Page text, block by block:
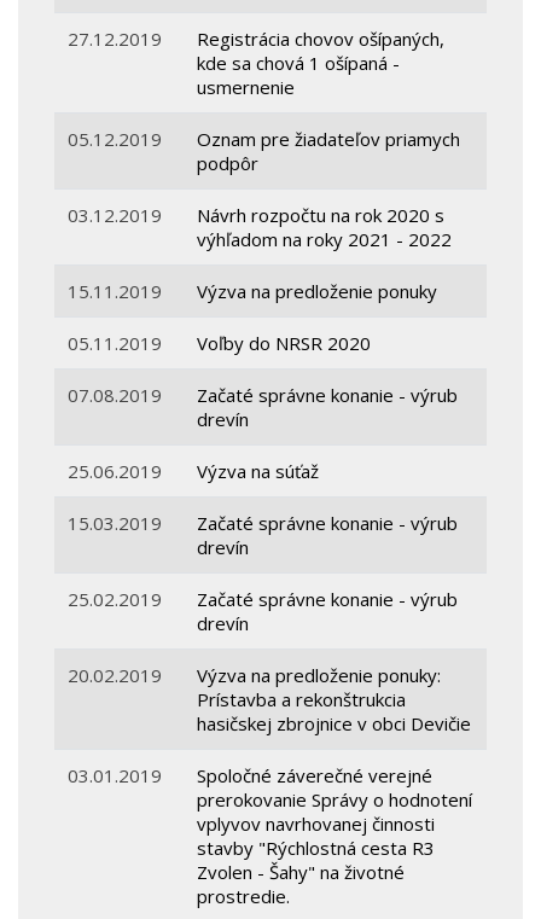
27.12.2019
Registrácia chovov ošípaných,
kde sa chová 1 ošípaná -
usmernenie
05.12.2019
Oznam pre žiadateľov priamych
podpôr
03.12.2019
Návrh rozpočtu na rok 2020 s
výhľadom na roky 2021 - 2022
15.11.2019 Výzva na predloženie ponuky
05.11.2019 Voľby do NRSR 2020
07.08.2019
Začaté správne konanie - výrub
drevín
25.06.2019 Výzva na súťaž
15.03.2019
Začaté správne konanie - výrub
drevín
25.02.2019
Začaté správne konanie - výrub
drevín
20.02.2019
Výzva na predloženie ponuky:
Prístavba a rekonštrukcia
hasičskej zbrojnice v obci Devičie
03.01.2019
Spoločné záverečné verejné
prerokovanie Správy o hodnotení
vplyvov navrhovanej činnosti
stavby "Rýchlostná cesta R3
Zvolen - Šahy" na životné
prostredie.